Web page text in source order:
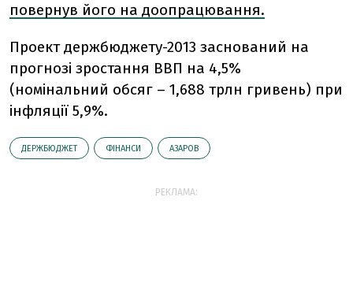
повернув його на доопрацювання.
Проект держбюджету-2013 заснований на
прогнозі зростання ВВП на 4,5%
(номінальний обсяг – 1,688 трлн гривень) при
інфляції 5,9%.
ДЕРЖБЮДЖЕТ ФІНАНСИ АЗАРОВ
РЕКЛАМА: